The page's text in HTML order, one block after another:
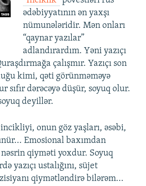
ədəbiyyatının ən yaxşı
nümunələridir. Mən onları
“qaynar yazılar”
adlandırardım. Yəni yazıçı
çalışmır. Yazıçı son
kimi, qəti görünməməyə
sıfır dərəcəyə düşür, soyuq olur.
deyillər.
onun göz yaşları, əsəbi,
Emosional baxımdan
qiyməti yoxdur. Soyuq
yazıçı ustalığını, süjet
qiymətləndirə bilərəm...